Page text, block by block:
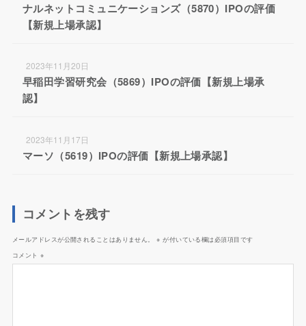
ナルネットコミュニケーションズ（5870）IPOの評価
【新規上場承認】
2023年11月20日
早稲田学習研究会（5869）IPOの評価【新規上場承
認】
2023年11月17日
マーソ（5619）IPOの評価【新規上場承認】
コメントを残す
メールアドレスが公開されることはありません。 ※ が付いている欄は必須項目です
コメント※